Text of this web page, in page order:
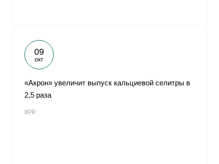
09
окт
«Акрон» увеличит выпуск кальциевой селитры в
2,5 раза
#PR